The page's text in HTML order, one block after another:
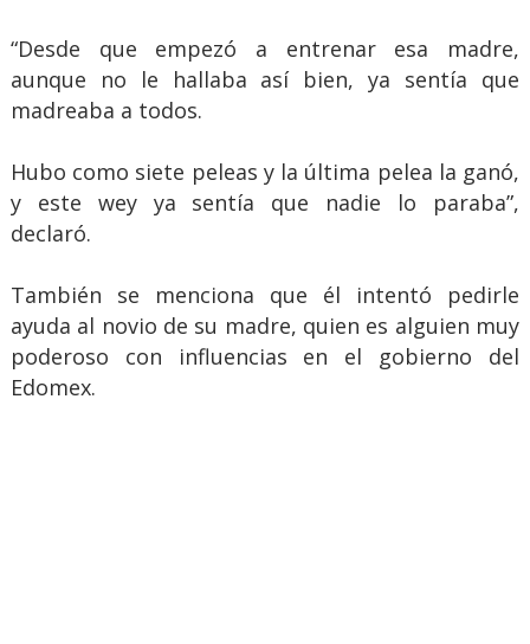
“Desde que empezó a entrenar esa madre,
aunque no le hallaba así bien, ya sentía que
madreaba a todos.
Hubo como siete peleas y la última pelea la ganó,
y este wey ya sentía que nadie lo paraba”,
declaró.
También se menciona que él intentó pedirle
ayuda al novio de su madre, quien es alguien muy
poderoso con influencias en el gobierno del
Edomex.